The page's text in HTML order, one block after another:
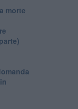
morte